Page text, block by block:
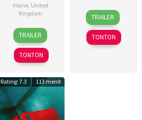
Horror, United
Kingdom
8
Aug
2025
Steve
Lawson
TRAILER
TONTON
10
Oct
2025
Adrian
Langley
TRAILER
TONTON
Rating: 7.3 113 menit